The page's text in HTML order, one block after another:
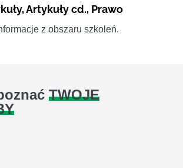
,Artykuły cd., Prawo
z obszaru szkoleń.
TWOJE